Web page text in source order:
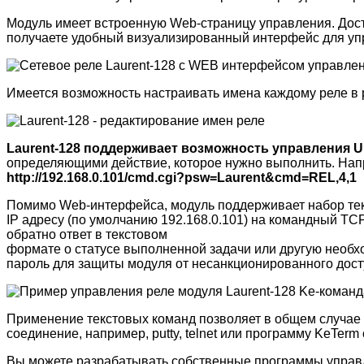
Модуль имеет встроенную Web-страницу управления.
получаете удобный визуализированный интерфейс для
Имеется возможность настраивать имена каждому реле
Laurent-128 поддерживает возможность управления
определяющими действие, которое нужно выполнить.
http://192.168.0.101/cmd.cgi?psw=Laurent&cmd=REL,4,1
Помимо Web-интерфейса, модуль поддерживает набор
IP адресу (по умолчанию 192.168.0.101) на командный
обратно ответ в текстовом
формате о статусе выполненной задачи или другую
пароль для защиты модуля от несанкционированного
Применение текстовых команд позволяет в общем
соединение, например, putty, telnet или программу
Вы можете разрабатывать собственные программы